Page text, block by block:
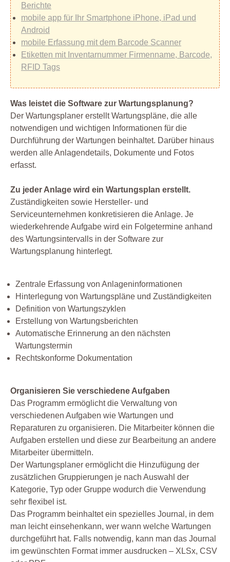
Berichte
mobile app für Ihr Smartphone iPhone, iPad und
Android
mobile Erfassung mit dem Barcode Scanner
Etiketten mit Inventarnummer Firmenname, Barcode,
RFID Tags
Was leistet die Software zur Wartungsplanung?
Der Wartungsplaner erstellt Wartungspläne, die alle
notwendigen und wichtigen Informationen für die
Durchführung der Wartungen beinhaltet. Darüber hinaus
werden alle Anlagendetails, Dokumente und Fotos
erfasst.
Zu jeder Anlage wird ein Wartungsplan erstellt.
Zuständigkeiten sowie Hersteller- und
Serviceunternehmen konkretisieren die Anlage. Je
wiederkehrende Aufgabe wird ein Folgetermine anhand
des Wartungsintervalls in der Software zur
Wartungsplanung hinterlegt.
Zentrale Erfassung von Anlageninformationen
Hinterlegung von Wartungspläne und Zuständigkeiten
Definition von Wartungszyklen
Erstellung von Wartungsberichten
Automatische Erinnerung an den nächsten
Wartungstermin
Rechtskonforme Dokumentation
Organisieren Sie verschiedene Aufgaben
Das Programm ermöglicht die Verwaltung von
verschiedenen Aufgaben wie Wartungen und
Reparaturen zu organisieren. Die Mitarbeiter können die
Aufgaben erstellen und diese zur Bearbeitung an andere
Mitarbeiter übermitteln.
Der Wartungsplaner ermöglicht die Hinzufügung der
zusätzlichen Gruppierungen je nach Auswahl der
Kategorie, Typ oder Gruppe wodurch die Verwendung
sehr flexibel ist.
Das Programm beinhaltet ein spezielles Journal, in dem
man leicht einsehenkann, wer wann welche Wartungen
durchgeführt hat. Falls notwendig, kann man das Journal
im gewünschten Format immer ausdrucken – XLSx, CSV